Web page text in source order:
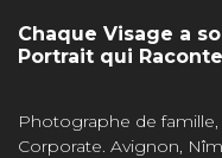
Chaque Visage a
Portrait qui
Photographe de
Corporate. Avignon,